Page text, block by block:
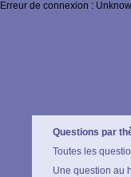
Erreur de connexion :
Questions par
Toutes les
Une question au